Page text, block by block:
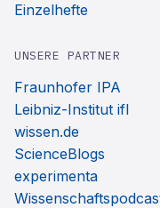
Einzelhefte
UNSERE PARTNER
Fraunhofer IPA
Leibniz-Institut ifl
wissen.de
ScienceBlogs
experimenta